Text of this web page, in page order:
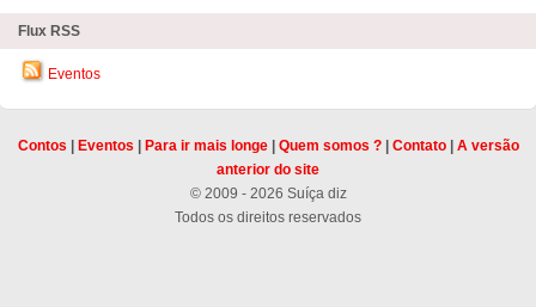
Flux RSS
Eventos
Contos Eventos Para ir mais longe| Quem somos ?| Contato| A versão
anterior do site
© 2009 - 2026 Suíça diz
Todos os direitos reservados